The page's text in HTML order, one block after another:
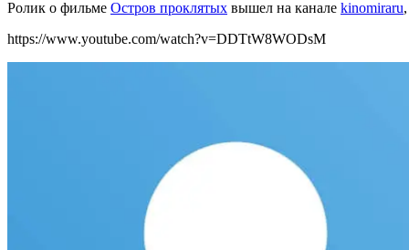
Ролик о фильме Остров проклятых вышел на канале kinomiraru
https://www.youtube.com/watch?v=DDTtW8WODsM